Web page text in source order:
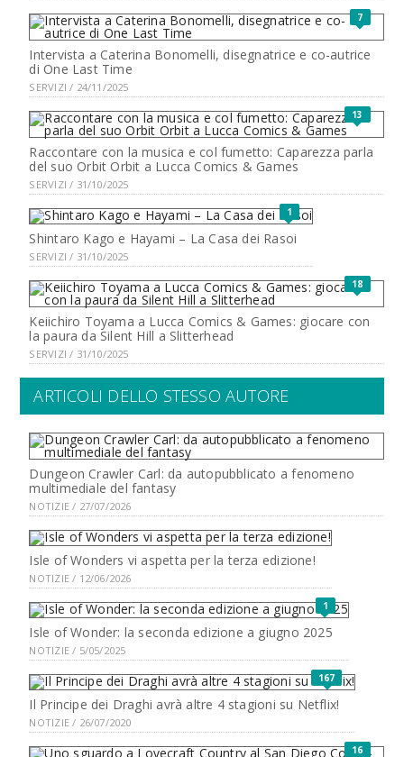
7
Intervista a Caterina Bonomelli, disegnatrice e co-autrice
di One Last Time
SERVIZI / 24/11/2025
13
Raccontare con la musica e col fumetto: Caparezza parla
del suo Orbit Orbit a Lucca Comics & Games
SERVIZI / 31/10/2025
1
Shintaro Kago e Hayami – La Casa dei Rasoi
SERVIZI / 31/10/2025
18
Keiichiro Toyama a Lucca Comics & Games: giocare con
la paura da Silent Hill a Slitterhead
SERVIZI / 31/10/2025
ARTICOLI DELLO STESSO AUTORE
Dungeon Crawler Carl: da autopubblicato a fenomeno
multimediale del fantasy
NOTIZIE / 27/07/2026
Isle of Wonders vi aspetta per la terza edizione!
NOTIZIE / 12/06/2026
1
Isle of Wonder: la seconda edizione a giugno 2025
NOTIZIE / 5/05/2025
167
Il Principe dei Draghi avrà altre 4 stagioni su Netflix!
NOTIZIE / 26/07/2020
16